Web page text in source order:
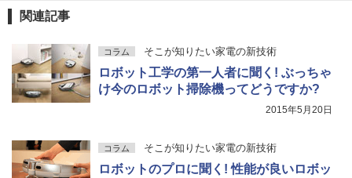
関連記事
コラム そこが知りたい家電の新技術
ロボット工学の第一人者に聞く! ぶっちゃ
け今のロボット掃除機ってどうですか?
2015年5月20日
コラム そこが知りたい家電の新技術
ロボットのプロに聞く! 性能が良いロボッ